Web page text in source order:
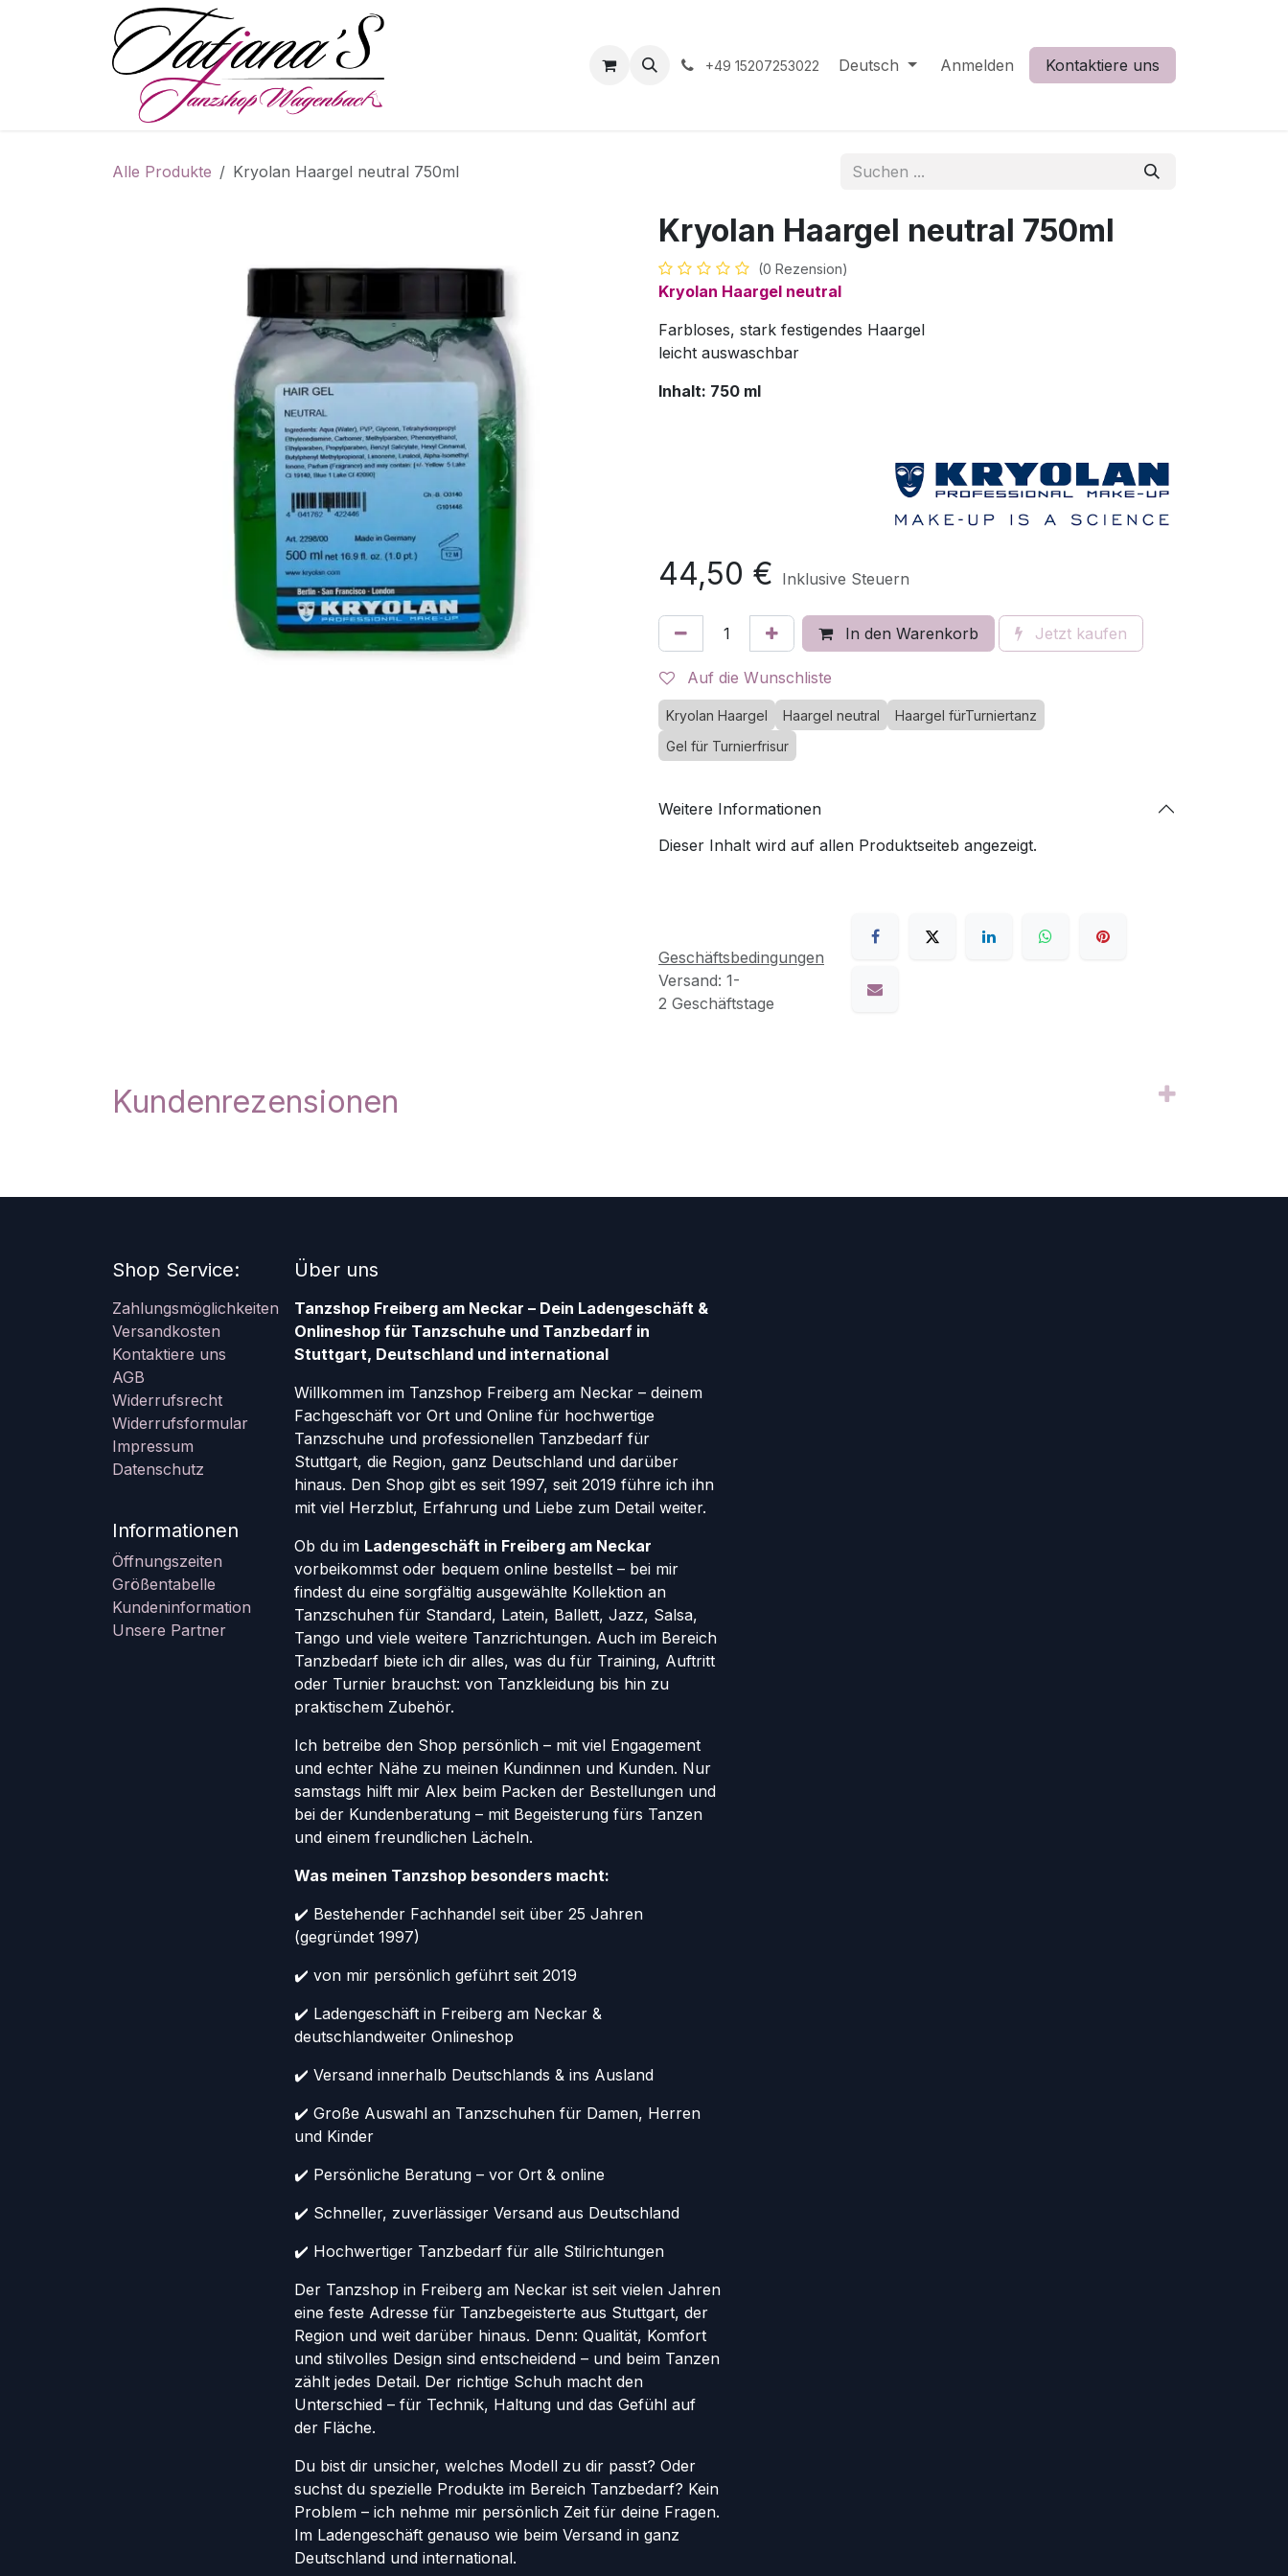
Zum Inhalt springen
Hilfe Termin +49 15207253022 Deutsch Anmelden Kontaktiere uns
Alle Produkte Kryolan Haargel neutral 750ml
Kryolan Haargel neutral 750ml
(0 Rezension)
Kryolan Haargel neutral
Farbloses, stark festigendes Haargel
leicht auswaschbar
Inhalt: 750 ml
44,50 € Inklusive Steuern
In den Warenkorb Jetzt kaufen
Auf die Wunschliste
Kryolan Haargel Haargel neutral
Haargel fürTurniertanz
Gel für Turnierfrisur
Weitere Informationen
Dieser Inhalt wird auf allen Produktseiteb angezeigt.
Geschäftsbedingungen
Versand: 1-
2 Geschäftstage
Kundenrezensionen
Shop Service:
Zahlungsmöglichkeiten
Versandkosten
Kontaktiere uns
AGB
Widerrufsrecht
Widerrufsformular
Impressum
Datenschutz
Informationen
Öffnungszeiten
Größentabelle
Kundeninformation
Unsere Partner
Über uns
Tanzshop Freiberg am Neckar – Dein Ladengeschäft &
Onlineshop für Tanzschuhe und Tanzbedarf in
Stuttgart, Deutschland und international
Willkommen im Tanzshop Freiberg am Neckar – deinem
Fachgeschäft vor Ort und Online für hochwertige
Tanzschuhe und professionellen Tanzbedarf für
Stuttgart, die Region, ganz Deutschland und darüber
hinaus. Den Shop gibt es seit 1997, seit 2019 führe ich ihn
mit viel Herzblut, Erfahrung und Liebe zum Detail weiter.
Ob du im Ladengeschäft in Freiberg am Neckar
vorbeikommst oder bequem online bestellst – bei mir
findest du eine sorgfältig ausgewählte Kollektion an
Tanzschuhen für Standard, Latein, Ballett, Jazz, Salsa,
Tango und viele weitere Tanzrichtungen. Auch im Bereich
Tanzbedarf biete ich dir alles, was du für Training, Auftritt
oder Turnier brauchst: von Tanzkleidung bis hin zu
praktischem Zubehör.
Ich betreibe den Shop persönlich – mit viel Engagement
und echter Nähe zu meinen Kundinnen und Kunden. Nur
samstags hilft mir Alex beim Packen der Bestellungen und
bei der Kundenberatung – mit Begeisterung fürs Tanzen
und einem freundlichen Lächeln.
Was meinen Tanzshop besonders macht:
✔️ Bestehender Fachhandel seit über 25 Jahren
(gegründet 1997)
✔️ von mir persönlich geführt seit 2019
✔️ Ladengeschäft in Freiberg am Neckar &
deutschlandweiter Onlineshop
✔️ Versand innerhalb Deutschlands & ins Ausland
✔️ Große Auswahl an Tanzschuhen für Damen, Herren
und Kinder
✔️ Persönliche Beratung – vor Ort & online
✔️ Schneller, zuverlässiger Versand aus Deutschland
✔️ Hochwertiger Tanzbedarf für alle Stilrichtungen
Der Tanzshop in Freiberg am Neckar ist seit vielen Jahren
eine feste Adresse für Tanzbegeisterte aus Stuttgart, der
Region und weit darüber hinaus. Denn: Qualität, Komfort
und stilvolles Design sind entscheidend – und beim Tanzen
zählt jedes Detail. Der richtige Schuh macht den
Unterschied – für Technik, Haltung und das Gefühl auf
der Fläche.
Du bist dir unsicher, welches Modell zu dir passt? Oder
suchst du spezielle Produkte im Bereich Tanzbedarf? Kein
Problem – ich nehme mir persönlich Zeit für deine Fragen.
Im Ladengeschäft genauso wie beim Versand in ganz
Deutschland und international.